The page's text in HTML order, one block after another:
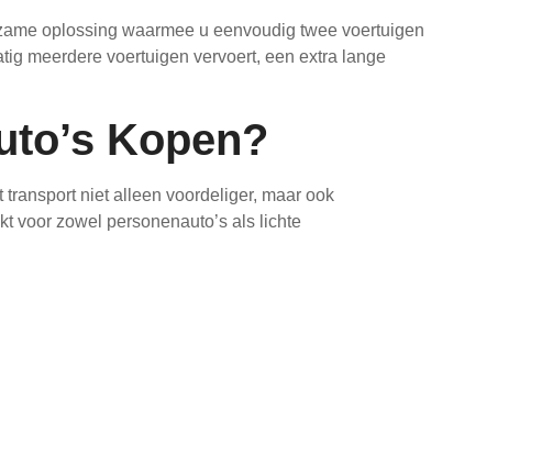
oplossing waarmee u eenvoudig twee voertuigen
meerdere voertuigen vervoert, een extra lange
Kopen?
transport niet alleen voordeliger, maar ook
voor zowel personenauto’s als lichte